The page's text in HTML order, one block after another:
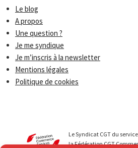
Le blog
A propos
Une question ?
Je me syndique
Je m’inscris à la newsletter
Mentions légales
Politique de cookies
Le Syndicat CGT du
la Fédération CGT